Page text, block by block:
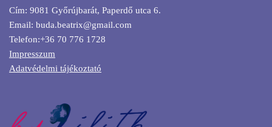
Cím: 9081 Győrújbarát, Paperdő utca 6.
Email: buda.beatrix@gmail.com
Telefon:+36 70 776 1728
Impresszum
Adatvédelmi tájékoztató